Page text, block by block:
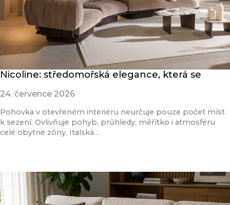
Nicoline: středomořská elegance, která se
24. července 2026
Pohovka v otevřeném interiéru neurčuje pouze počet míst
k sezení. Ovlivňuje pohyb, průhledy, měřítko i atmosféru
celé obytné zóny. Italská…